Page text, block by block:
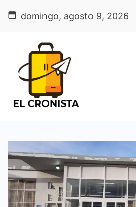
domingo, agosto 9, 2026